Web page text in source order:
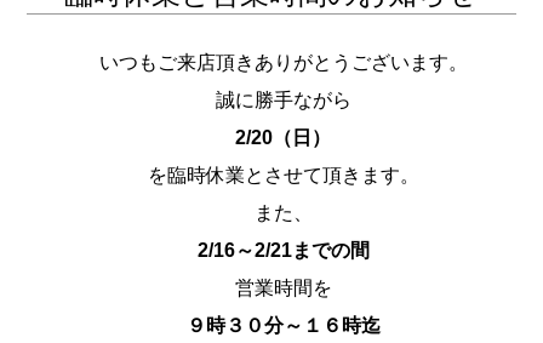
いつもご来店頂きありがとうございます。
誠に勝手ながら
2/20（日）
を臨時休業とさせて頂きます。
また、
2/16～2/21までの間
営業時間を
９時３０分～１６時迄